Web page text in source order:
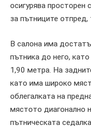
осигурява просторен
за пътниците отпред,
В салона има
пътника до него,
1,90 метра. На
като има широко
облегалката на
мястото диагонално
пътническата